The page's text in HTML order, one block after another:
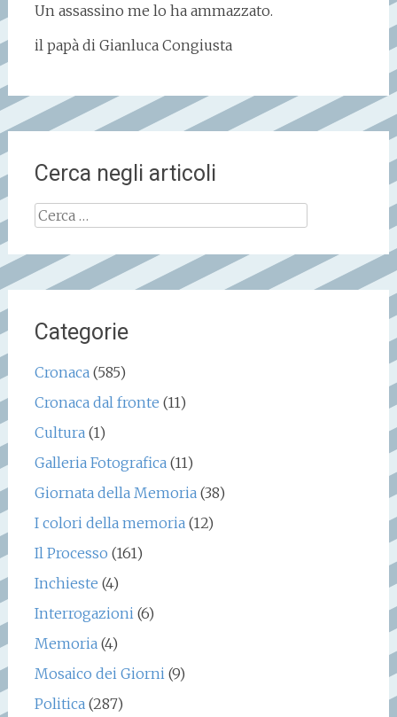
Un assassino me lo ha ammazzato.
il papà di Gianluca Congiusta
Cerca negli articoli
Ricerca
Categorie
Cronaca(585)
Cronaca dal fronte (11)
Cultura(1)
Galleria Fotografica(11)
Giornata della Memoria(38)
I colori della memoria(12)
Il Processo (161)
Inchieste (4)
Interrogazioni(6)
Memoria(4)
Mosaico dei Giorni(9)
Politica(287)